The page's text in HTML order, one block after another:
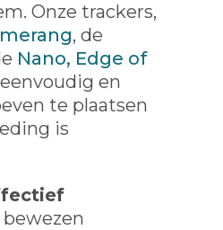
Onze trackers,
, de
Nano, Edge of
en
te plaatsen
is